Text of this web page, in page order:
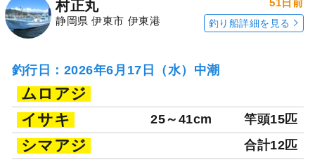
村正丸
静岡県 伊東市 伊東港 釣り船詳細を見る
釣行日：2026年6月17日（水）中潮
ムロアジ
イサキ
25～41cm 竿頭15匹
シマアジ 合計12匹